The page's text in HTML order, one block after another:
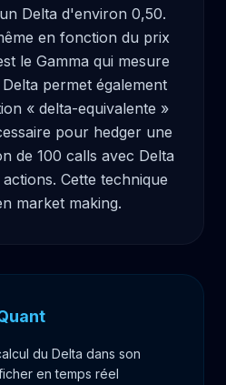
Delta d'environ 0,50.
en fonction du prix
le Gamma qui mesure
permet également
« delta-equivalente »
pour hedger une
de 100 calls avec Delta
Cette technique
market making.
du Delta dans son
en temps réel